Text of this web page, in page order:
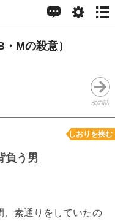
Mの殺意）
次の話
しおりを挟む
う男
素通りをしていたの